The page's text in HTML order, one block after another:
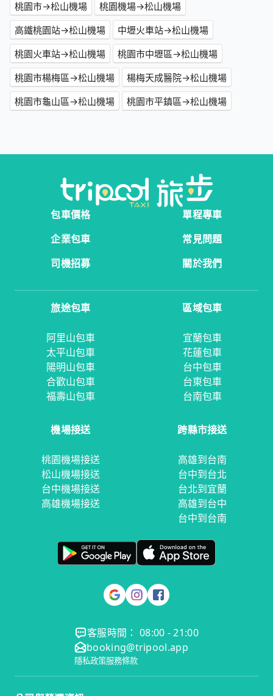
桃園市→松山機場
桃園機場→松山機場
高鐵桃園站→松山機場
中壢火車站→松山機場
桃園火車站→松山機場
桃園市中壢區→松山機場
桃園市楊梅區→松山機場
楊梅天成醫院→松山機場
桃園市龜山區→松山機場
桃園市平鎮區→松山機場
包車價格
單程專車
企業包車
常見問題
司機招募
關於我們
旅途包車
阿里山包車
太平山包車
陽明山包車
合歡山包車
福壽山包車
區域包車
宜蘭包車
花蓮包車
台中包車
台東包車
台南包車
機場接送
桃園機場接送
松山機場接送
台中機場接送
高雄機場接送
跨縣市接送
高雄到台南
台中到台北
台北到宜蘭
高雄到台中
台中到台南
客服時間： 08:00 - 21:00
booking@tripool.app
隱私政策服務條款